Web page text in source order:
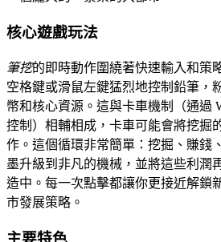
核心遊戲玩法
筆挖的即時動作圍繞著快速輸入和策
空格鍵或滑鼠左鍵猛烈地控制鉛筆，
幣和核心資源。這與卡車機制（通過
控制）相輔相成，卡車可能會將挖掘
作。這個循環非常簡單：挖掘、賺錢
墨升級到非凡的機械，並將這些利潤
造中。每一次點擊都讓你更接近解鎖
市發展策略。
主要特色